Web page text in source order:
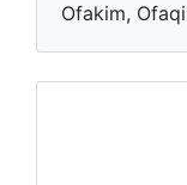
Ofakim,